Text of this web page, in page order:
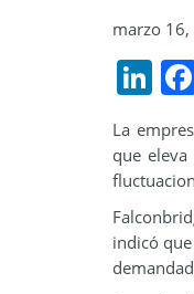
marzo
La
que
indicó